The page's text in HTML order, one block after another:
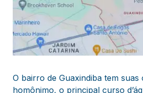
O bairro de Guaxindiba tem suas
homônimo, o principal curso